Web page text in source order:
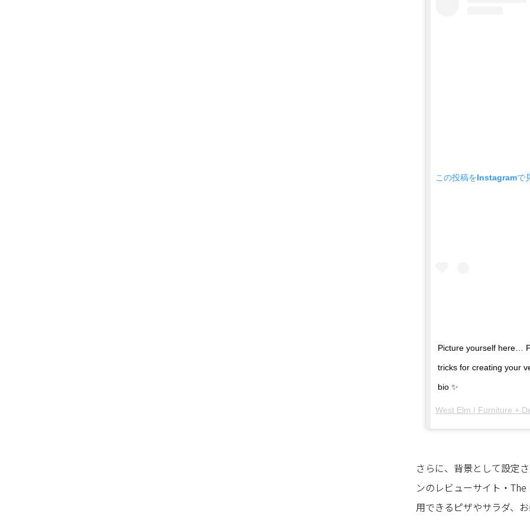
この投稿をInstagramで
Picture yourself here…
tricks for creating your
bio ✨
West Elm | Furniture +
さらに、背景として設定
ンのレビューサイト・
用できるピザやサラダ、